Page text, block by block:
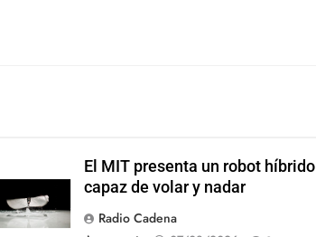
El MIT presenta un robot híbrido
capaz de volar y nadar
Radio Cadena